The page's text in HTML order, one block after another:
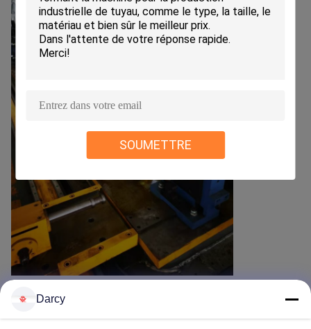
SOUMETTRE
Recommended Products
Darcy